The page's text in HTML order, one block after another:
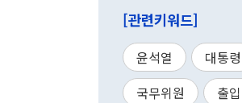
[관련키워드]
윤석열 대통령
국무위원
출